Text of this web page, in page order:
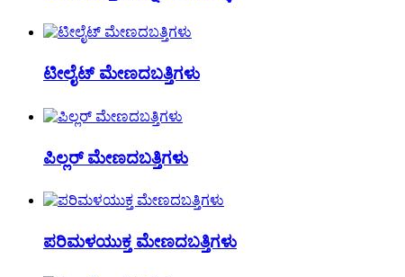
ಟೀಲೈಟ್ ಮೇಣದಬತ್ತಿಗಳು
ಪಿಲ್ಲರ್ ಮೇಣದಬತ್ತಿಗಳು
ಪರಿಮಳಯುಕ್ತ ಮೇಣದಬತ್ತಿಗಳು